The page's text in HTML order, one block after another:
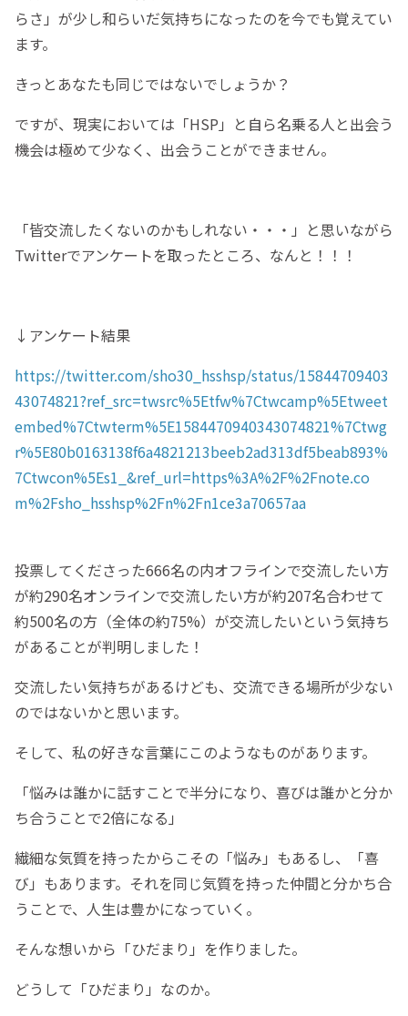
らさ」が少し和らいだ気持ちになったのを今でも覚えてい
ます。
きっとあなたも同じではないでしょうか？
ですが、現実においては「HSP」と自ら名乗る人と出会う
機会は極めて少なく、出会うことができません。
「皆交流したくないのかもしれない・・・」と思いながら
Twitterでアンケートを取ったところ、なんと！！！
↓アンケート結果
https://twitter.com/sho30_hsshsp/status/15844709403
43074821?ref_src=twsrc%5Etfw%7Ctwcamp%5Etweet
embed%7Ctwterm%5E1584470940343074821%7Ctwg
r%5E80b0163138f6a4821213beeb2ad313df5beab893%
7Ctwcon%5Es1_&ref_url=https%3A%2F%2Fnote.co
m%2Fsho_hsshsp%2Fn%2Fn1ce3a70657aa
投票してくださった666名の内オフラインで交流したい方
が約290名オンラインで交流したい方が約207名合わせて
約500名の方（全体の約75%）が交流したいという気持ち
があることが判明しました！
交流したい気持ちがあるけども、交流できる場所が少ない
のではないかと思います。
そして、私の好きな言葉にこのようなものがあります。
「悩みは誰かに話すことで半分になり、喜びは誰かと分か
ち合うことで2倍になる」
繊細な気質を持ったからこその「悩み」もあるし、「喜
び」もあります。それを同じ気質を持った仲間と分かち合
うことで、人生は豊かになっていく。
そんな想いから「ひだまり」を作りました。
どうして「ひだまり」なのか。